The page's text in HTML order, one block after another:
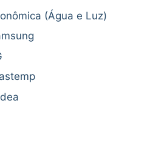
(Água e Luz)